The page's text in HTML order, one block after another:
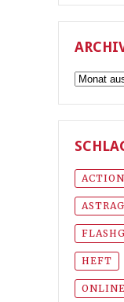
Archiv
ACTION
HEFT